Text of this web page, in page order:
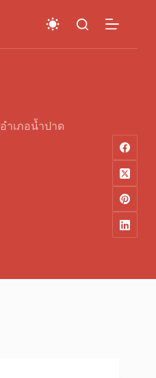
อำเภอน้ำปาด